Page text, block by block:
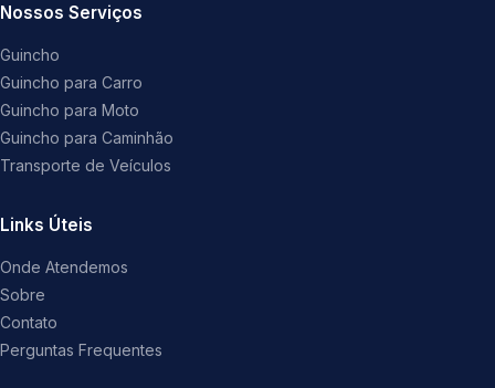
Nossos Serviços
Guincho
Guincho para Carro
Guincho para Moto
Guincho para Caminhão
Transporte de Veículos
Links Úteis
Onde Atendemos
Sobre
Contato
Perguntas Frequentes